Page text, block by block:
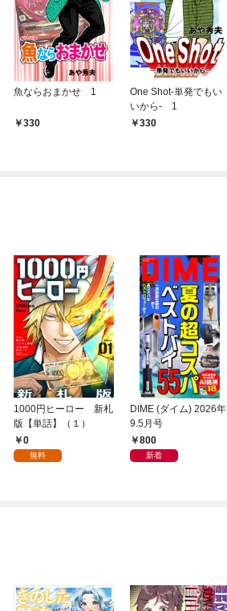
魚ならおまかせ 1
330
One Shot-単発でもい
いから- 1
330
1000円ヒーロー 新札
版【単話】（１）
0
無料
DIME (ダイム) 2026年
9.5月号
800
新着